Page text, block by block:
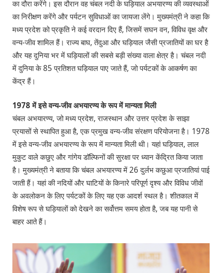
का दौरा करेंगे। इस दौरान वह चंबल नदी के घड़ियाल अभयारण्य की व्यवस्थाओं
का निरीक्षण करेंगे और पर्यटन सुविधाओं का जायजा लेंगे। मुख्यमंत्री ने कहा कि
मध्य प्रदेश को प्रकृति ने कई वरदान दिए हैं, जिसमें सघन वन, विविध वृक्ष और
वन्य-जीव शामिल हैं। राज्य बाघ, तेंदुआ और घड़ियाल जैसी प्रजातियों का घर है
और यह दुनिया भर में घड़ियालों की सबसे बड़ी संख्या वाला क्षेत्र है। चंबल नदी
में दुनिया के 85 प्रतिशत घड़ियाल पाए जाते हैं, जो पर्यटकों के आकर्षण का
केंद्र हैं।
1978 में इसे वन्य-जीव अभयारण्य के रूप में मान्यता मिली
चंबल अभयारण्य, जो मध्य प्रदेश, राजस्थान और उत्तर प्रदेश के साझा
प्रयासों से स्थापित हुआ है, एक प्रमुख वन्य-जीव संरक्षण परियोजना है। 1978
में इसे वन्य-जीव अभयारण्य के रूप में मान्यता मिली थी। यहां घड़ियाल, लाल
मुकुट वाले कछुए और गांगेय डॉल्फिनों की सुरक्षा पर ध्यान केंद्रित किया जाता
है। मुख्यमंत्री ने बताया कि चंबल अभयारण्य में 26 दुर्लभ कछुआ प्रजातियां पाई
जाती हैं। यहां की नदियों और घाटियों के किनारे परिपूर्ण दृश्य और विविध जीवों
के अवलोकन के लिए पर्यटकों के लिए यह एक आदर्श स्थल है। शीतकाल में
विशेष रूप से घड़ियालों को देखने का सर्वोत्तम समय होता है, जब यह पानी से
बाहर आते हैं।